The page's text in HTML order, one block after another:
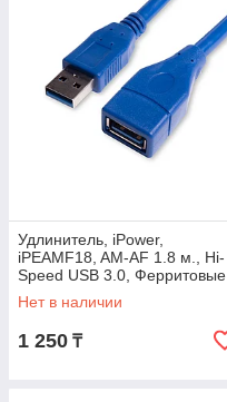
Удлинитель, iPower,
iPEAMF18, AM-AF 1.8 м., Hi-
Speed USB 3.0, Ферритовые
кольца защиты, Синий
Нет в наличии
1 250 ₸